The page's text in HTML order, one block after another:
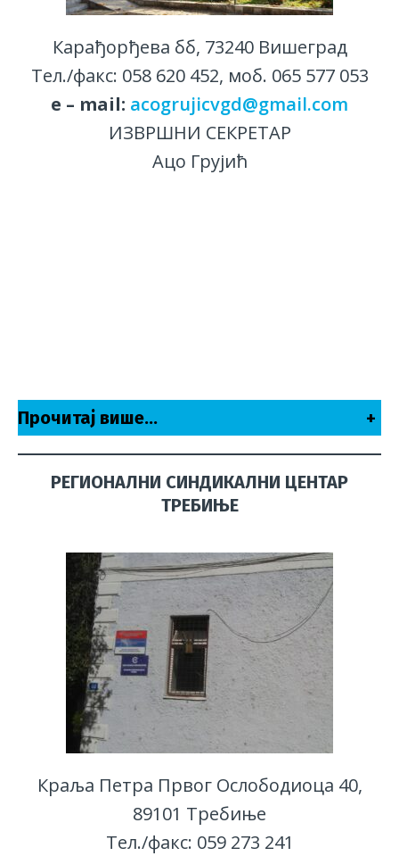
Карађорђева бб, 73240 Вишеград
Тел./факс: 058 620 452, моб. 065 577 053
е – mail: acogrujicvgd@gmail.com
ИЗВРШНИ СЕКРЕТАР
Ацо Грујић
Прочитај више… +
РЕГИОНАЛНИ СИНДИКАЛНИ ЦЕНТАР
ТРЕБИЊЕ
Краља Петра Првог Ослободиоца 40,
89101 Требиње
Тел./факс: 059 273 241